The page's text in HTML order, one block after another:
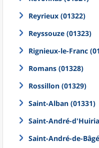
Reyrieux (01322)
Reyssouze (01323)
Rignieux-le-Franc
Romans (01328)
Rossillon (01329)
Saint-Alban (01331)
Saint-André-
Saint-André-de-